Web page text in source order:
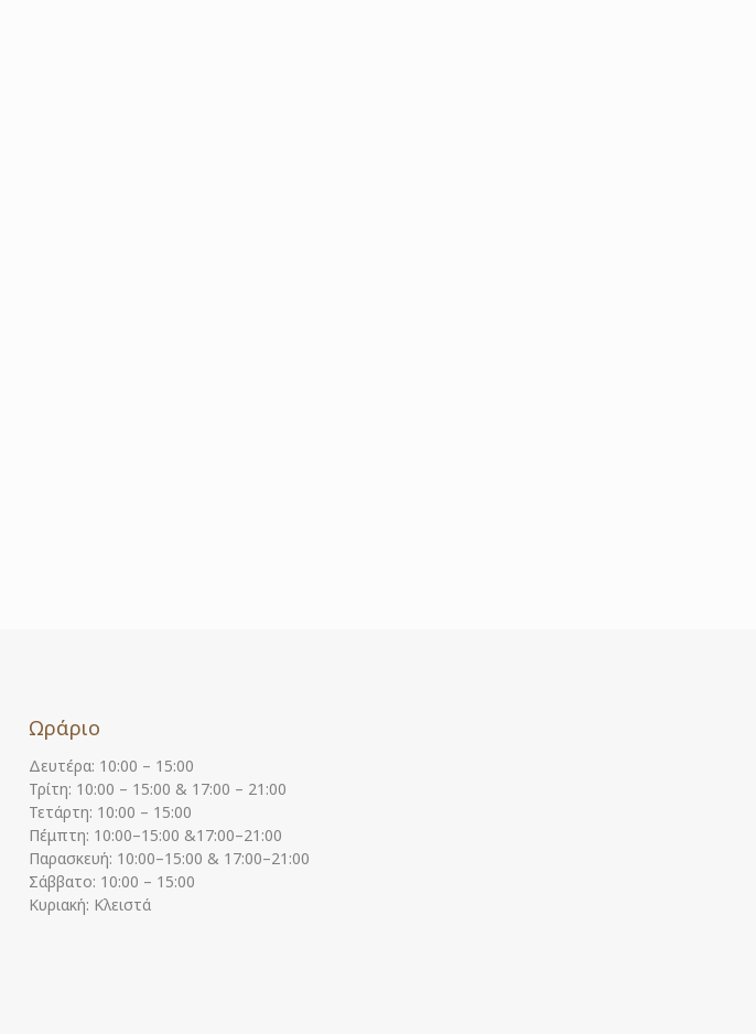
Ωράριο
Δευτέρα: 10:00 – 15:00
Τρίτη: 10:00 – 15:00 & 17:00 – 21:00
Τετάρτη: 10:00 – 15:00
Πέμπτη: 10:00–15:00 &17:00–21:00
Παρασκευή: 10:00–15:00 & 17:00–21:00
Σάββατο: 10:00 – 15:00
Κυριακή: Κλειστά